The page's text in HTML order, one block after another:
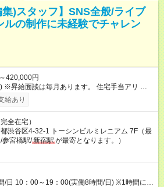
集)スタッフ】SNS全般/ライブ
ルの制作に未経験でチャレン
420,000円
※昇給面談は毎月あります。 住宅手当アリ 交通
支給 【試用期間】試用期間なし
給あり
全在宅）
渋谷区4-32-1 トーシンビルミレニアム 7F（最
参宮橋駅/新宿駅が最寄となります。）
/日 10：00～19：00(実働8時間/日) ※1時間に1